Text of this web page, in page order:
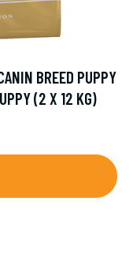
BREED PUPPY
(2 X 12 KG)